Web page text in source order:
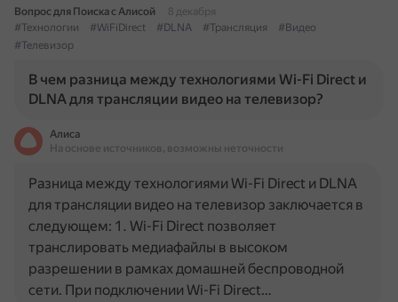
Вопрос для Поиска с Алисой
8 декабря
#Технологии
#WiFiDirect #DLNA #Трансляция
#Видео
#Телевизор
В чем разница между технологиями Wi-Fi Direct и
DLNA для трансляции видео на телевизор?
Алиса
На основе источников, возможны неточности
Разница между технологиями Wi-Fi Direct и DLNA
для трансляции видео на телевизор заключается в
следующем: 1. Wi-Fi Direct позволяет
транслировать медиафайлы в высоком
разрешении в рамках домашней беспроводной
сети. При подключении Wi-Fi Direct…